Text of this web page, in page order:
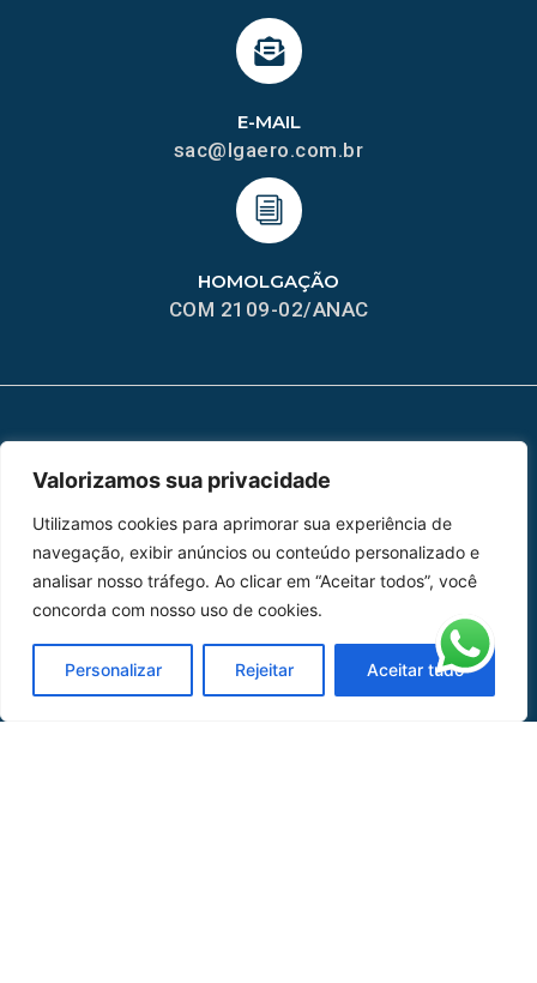
Valorizamos sua privacidade
Utilizamos cookies para aprimorar sua experiência de
navegação, exibir anúncios ou conteúdo personalizado e
analisar nosso tráfego. Ao clicar em “Aceitar todos”, você
concorda com nosso uso de cookies.
Personalizar Rejeitar Aceitar tudo
HOMOLGAÇÃO
COM 2109-02/ANAC
E-MAIL
sac@lgaero.com.br
Peças
Catálogo de Aplicações
Oficina de Mangueiras